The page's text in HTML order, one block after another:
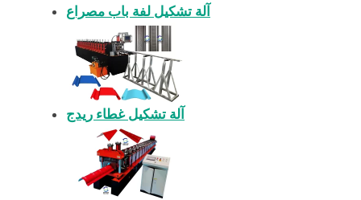
آلة تشكيل لفة باب مصراع
آلة تشكيل غطاء ريدج